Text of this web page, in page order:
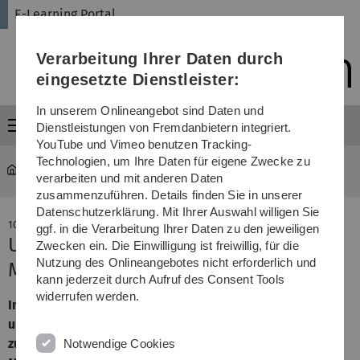
Direkt
Direkt
Direkt
(Sprache,
Drucken,
Media)
Direkt
Direkt
E-Learning Portal
Menü
E-Learning Portal Alle E-Learning News
10. Dezember 2015
Urheberrecht für E-Learning
Materialien: Übergangsjahr 2016
In einer gemeinsamen Pressemeldung gaben die KMK
und die VG Wort am 08.12.2015 bekannt, dass die Pflicht
zur Einzelerfassung von im E-Learning verwendeten
Verarbeitung Ihrer Daten durch
eingesetzte Dienstleister:
In unserem Onlineangebot sind Daten und
Dienstleistungen von Fremdanbietern integriert.
YouTube und Vimeo benutzen Tracking-
Technologien, um Ihre Daten für eigene Zwecke zu
verarbeiten und mit anderen Daten
zusammenzuführen. Details finden Sie in unserer
Datenschutzerklärung. Mit Ihrer Auswahl willigen Sie
ggf. in die Verarbeitung Ihrer Daten zu den jeweiligen
Zwecken ein. Die Einwilligung ist freiwillig, für die
Nutzung des Onlineangebotes nicht erforderlich und
kann jederzeit durch Aufruf des Consent Tools
widerrufen werden.
Notwendige Cookies